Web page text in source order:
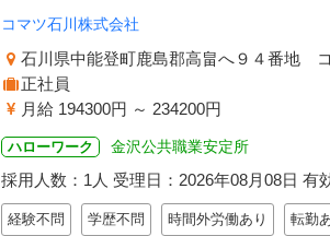
コマツ石川株式会社
石川県中能登町鹿島郡高畠へ９４番地
正社員
月給 194300円 ～ 234200円
ハローワーク 金沢公共職業安定所
採用人数：1人 受理日： 2026年08月08日 有
経験不問 学歴不問 時間外労働あり 転勤